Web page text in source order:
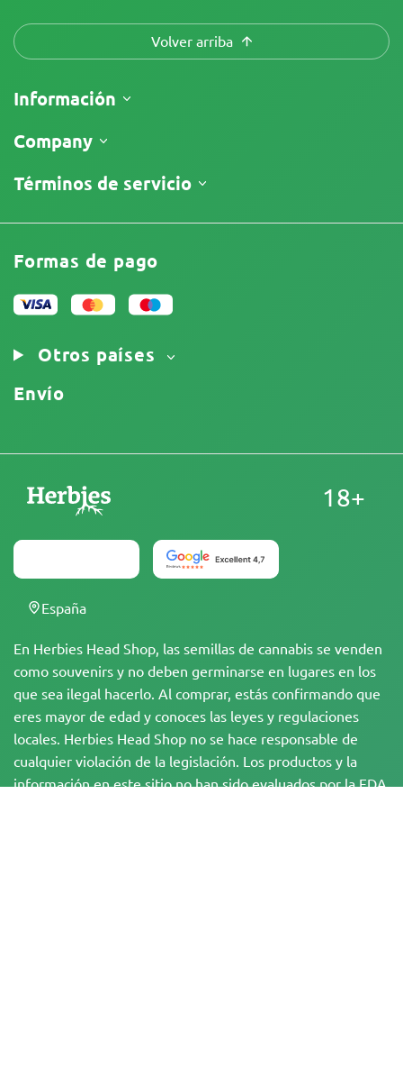
Volver arriba
Información
Envíos
Política de devolución
Company
¿Quiénes somos?
Comentarios
Afiliados
Nuestros autores
Mapa del sitio
Términos de servicio
Términos y Condiciones
Política de privacidad
Política de cookies
Aviso Legal
Formas de pago
Otros países
Envío
En Herbies Head Shop, las semillas de cannabis se venden
como souvenirs y no deben germinarse en lugares en los
que sea ilegal hacerlo. Al comprar, estás confirmando que
eres mayor de edad y conoces las leyes y regulaciones
locales. Herbies Head Shop no se hace responsable de
cualquier violación de la legislación. Los productos y la
información en este sitio no han sido evaluados por la FDA
18+
España